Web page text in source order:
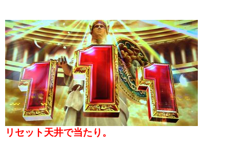
リセット天井で当たり。